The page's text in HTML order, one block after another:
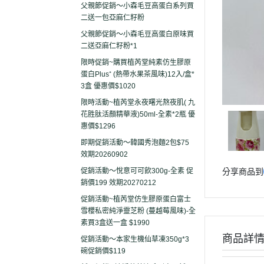
父親節促銷～小森毛豆高蛋白系列買
二送一包亞麻仁籽粉
父親節促銷～小森毛豆高蛋白原味買
二送亞麻仁籽粉*1
限時促銷~購買植芮堂純素仿生膠原
蛋白Plus⁺ (熱帶水果茶風味)12入/盒*
3盒 優惠價$1020
限時活動~植芮堂永夜曙光熬夜肌( 九
花胜肽活顏精華液)50ml-全素*2瓶 優
惠價$1296
即期促銷活動～韓國秀泡麵2包$75
效期20260902
促銷活動～悅意可可飲300g-全素 促
銷價199 效期20270212
促銷活動~植芮堂仿生膠原蛋白富士
雪櫻私密純淨靈芝粉 (蔓越莓風味)-全
素買3盒送一盒 $1990
促銷活動～本家生機仙草凍350g*3
碗促銷價$119
分享商品到
商品詳情